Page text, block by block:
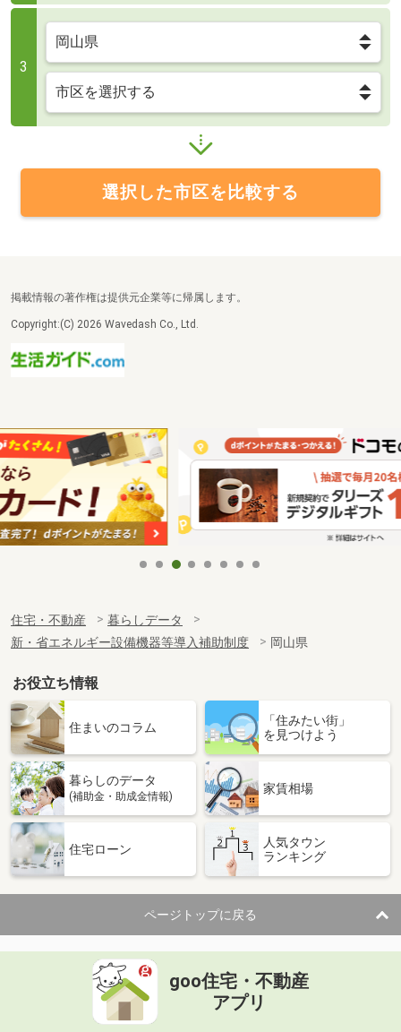
3
選択した市区を比較する
掲載情報の著作権は提供元企業等に帰属します。
Copyright:(C) 2026 Wavedash Co., Ltd.
住宅・不動産
暮らしデータ
新・省エネルギー設備機器等導入補助制度
岡山県
お役立ち情報
住まいのコラム
「住みたい街」
を見つけよう
暮らしのデータ
(補助金・助成金情報)
家賃相場
住宅ローン
人気タウン
ランキング
ページトップに戻る
goo住宅・不動産
アプリ